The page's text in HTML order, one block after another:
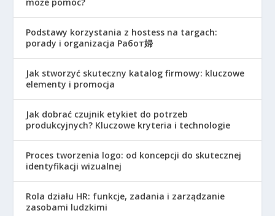
Podstawy korzystania z hostess na targach:
porady i organizacja Работ婦
Jak stworzyć skuteczny katalog firmowy: kluczowe
elementy i promocja
Jak dobrać czujnik etykiet do potrzeb
produkcyjnych? Kluczowe kryteria i technologie
Proces tworzenia logo: od koncepcji do skutecznej
identyfikacji wizualnej
Rola działu HR: funkcje, zadania i zarządzanie
zasobami ludzkimi